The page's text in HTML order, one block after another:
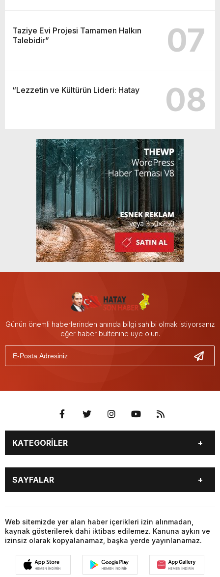
Taziye Evi Projesi Tamamen Halkın
Talebidir”
07
“Lezzetin ve Kültürün Lideri: Hatay 08
Günün önemli haberlerinden anında bilgi sahibi olmak istiyorsanız
eğer haber bültenine üye olun.
KATEGORİLER
GÜNDEM
DÜNYA
SİYASET
SPOR
MAGAZİN
SAĞLIK
EĞİTİM
YAŞAM
TEKNOLOJİ
KÜLTÜR SANAT
BİYOGRAFİLER
FOTO GALERİ
VİDEO GALERİ
SAYFALAR
CANLI SONUÇLAR
CANLI TV
FİKSTÜR
FİRMA EKLE
FİRMA REHBERİ
GAZETELER
HABER GÖNDER
HAVA DURUMU
HİSSELER
GİRİŞ YAP
Web sitemizde yer alan haber içerikleri izin alınmadan,
kaynak gösterilerek dahi iktibas edilemez. Kanuna aykırı ve
izinsiz olarak kopyalanamaz, başka yerde yayınlanamaz.